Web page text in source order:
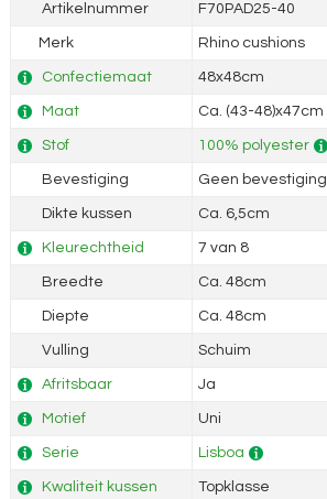
Artikelnummer F70PAD25-40
Merk Rhino cushions
Confectiemaat 48x48cm
Maat Ca. (43-48)x47cm
Stof 100% polyester
Bevestiging Geen bevestiging
Dikte kussen Ca. 6,5cm
Kleurechtheid 7 van 8
Breedte Ca. 48cm
Diepte Ca. 48cm
Vulling Schuim
Afritsbaar Ja
Motief Uni
Serie Lisboa
Kwaliteit kussen Topklasse